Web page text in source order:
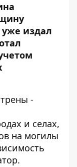
уже издал
-
и селах,
на могилы
.